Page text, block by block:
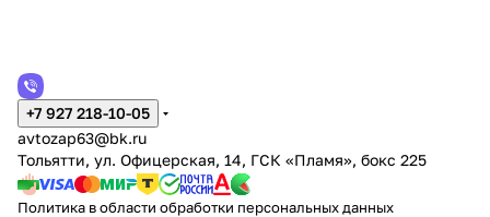
+7 927 218-10-05
avtozap63@bk.ru
Тольятти, ул. Офицерская, 14, ГСК «Пламя», бокс 225
Политика в области обработки персональных данных